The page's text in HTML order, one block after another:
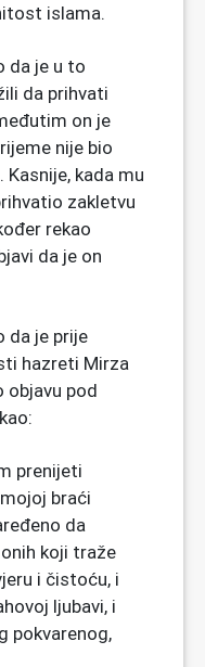
islama.
da je u to
da prihvati
on je
nije bio
kada mu
zakletvu
rekao
da je on
da je prije
hazreti Mirza
objavu pod
prenijeti
braći
da
koji traže
i čistoću, i
ljubavi, i
pokvarenog,